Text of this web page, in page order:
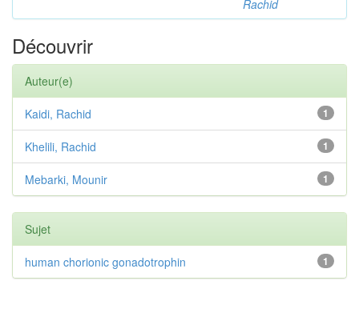
Rachid
Découvrir
Auteur(e)
1
Kaidi, Rachid
1
Khelili, Rachid
1
Mebarki, Mounir
Sujet
1
human chorionic gonadotrophin